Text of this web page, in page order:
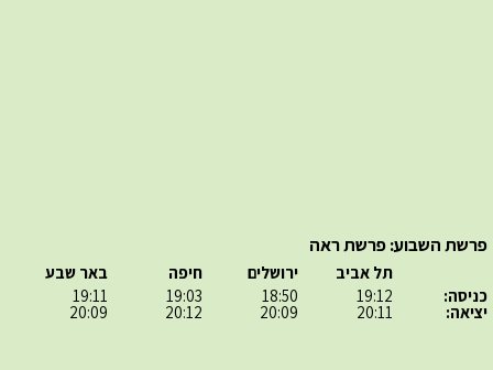
פרשת השבוע: פרשת ראה
כניסה:
יציאה:
תל אביב
19:12
20:11
ירושלים
18:50
20:09
חיפה
19:03
20:12
באר שבע
19:11
20:09